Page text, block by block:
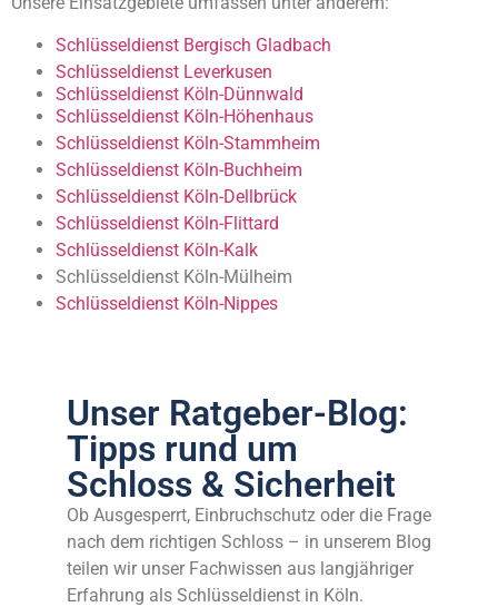
Schlüsseldienst Bergisch Gladbach
Schlüsseldienst Leverkusen
Schlüsseldienst Köln-Dünnwald
Schlüsseldienst Köln-Höhenhaus
Schlüsseldienst Köln-Stammheim
Schlüsseldienst Köln-Buchheim
Schlüsseldienst Köln-Dellbrück
Schlüsseldienst Köln-Flittard
Schlüsseldienst Köln-Kalk
Schlüsseldienst Köln-Mülheim
Schlüsseldienst Köln-Nippes
Unser Ratgeber-Blog:
Tipps rund um
Schloss & Sicherheit
Ob Ausgesperrt, Einbruchschutz oder die Frage
nach dem richtigen Schloss – in unserem Blog
teilen wir unser Fachwissen aus langjähriger
Erfahrung als Schlüsseldienst in Köln.